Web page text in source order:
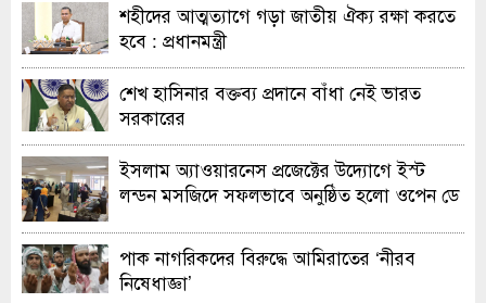
শহীদের আত্মত্যাগে গড়া জাতীয় ঐক্য রক্ষা করতে
হবে : প্রধানমন্ত্রী
শেখ হাসিনার বক্তব্য প্রদানে বাঁধা নেই ভারত
সরকারের
ইসলাম অ্যাওয়ারনেস প্রজেক্টের উদ্যোগে ইস্ট
লন্ডন মসজিদে সফলভাবে অনুষ্ঠিত হলো ওপেন ডে
পাক নাগরিকদের বিরুদ্ধে আমিরাতের ‘নীরব
নিষেধাজ্ঞা’